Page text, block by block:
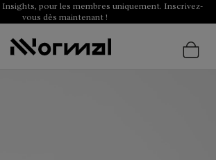
pour les membres uniquement. Inscrivez-
vous dès maintenant !